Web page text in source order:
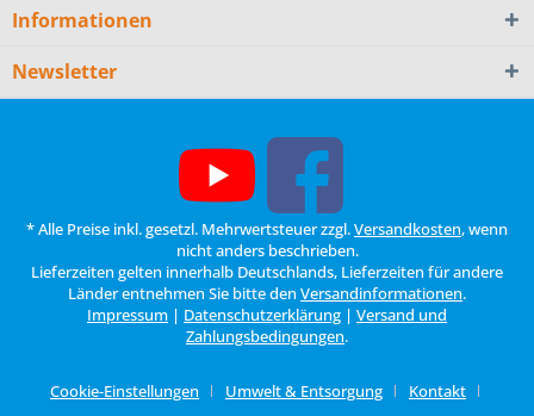
Informationen
Newsletter
* Alle Preise inkl. gesetzl. Mehrwertsteuer zzgl.Versandkosten, wenn
nicht anders beschrieben.
Lieferzeiten gelten innerhalb Deutschlands, Lieferzeiten für andere
Länder entnehmen Sie bitte den Versandinformationen.
Impressum | Datenschutzerklärung | Versand und
Zahlungsbedingungen.
Cookie-Einstellungen Umwelt & Entsorgung
Kontakt